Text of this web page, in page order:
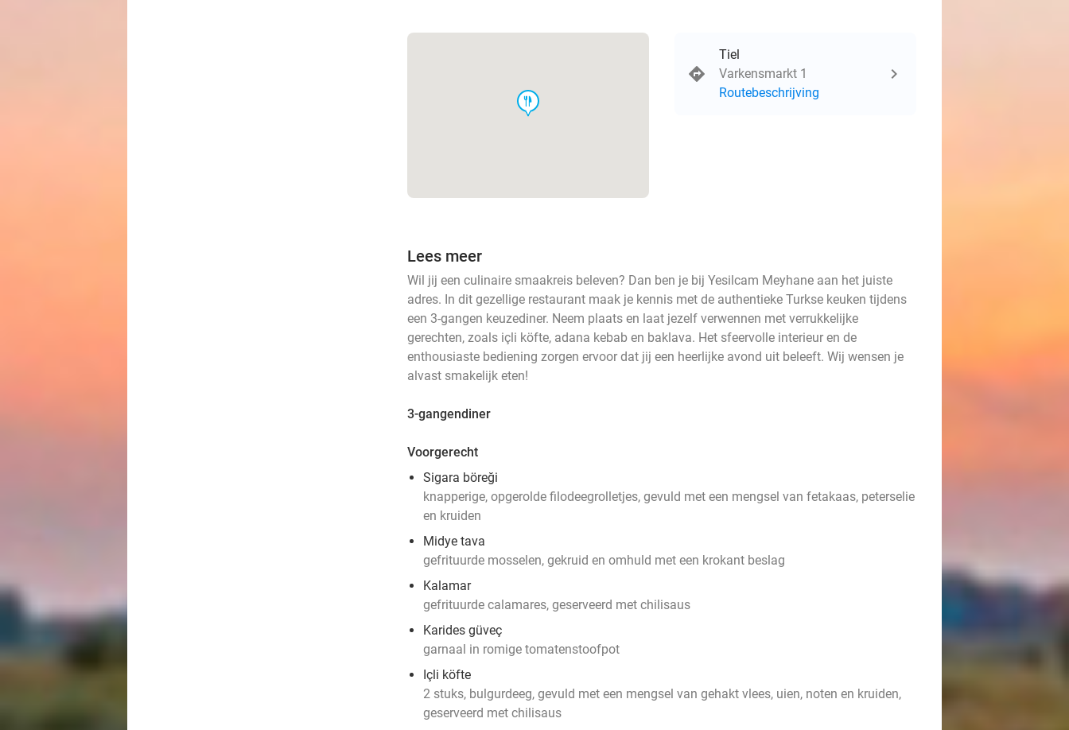
food
Tiel
Varkensmarkt 1
Routebeschrijving
Lees meer
Wil jij een culinaire smaakreis beleven? Dan ben je bij Yesilcam Meyhane aan het juiste
adres. In dit gezellige restaurant maak je kennis met de authentieke Turkse keuken tijdens
een 3-gangen keuzediner. Neem plaats en laat jezelf verwennen met verrukkelijke
gerechten, zoals içli köfte, adana kebab en baklava. Het sfeervolle interieur en de
enthousiaste bediening zorgen ervoor dat jij een heerlijke avond uit beleeft. Wij wensen je
alvast smakelijk eten!
3-gangendiner
Voorgerecht
Sigara böreği
knapperige, opgerolde filodeegrolletjes, gevuld met een mengsel van fetakaas, peterselie
en kruiden
Midye tava
gefrituurde mosselen, gekruid en omhuld met een krokant beslag
Kalamar
gefrituurde calamares, geserveerd met chilisaus
Karides güveç
garnaal in romige tomatenstoofpot
Içli köfte
2 stuks, bulgurdeeg, gevuld met een mengsel van gehakt vlees, uien, noten en kruiden,
geserveerd met chilisaus